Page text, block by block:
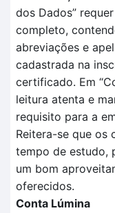
dos Dados”
completo,
abreviações e
cadastrada na
certificado. Em
leitura atenta e
requisito para a
Reitera-se que os
tempo de estudo,
um bom
oferecidos.
Conta Lúmina